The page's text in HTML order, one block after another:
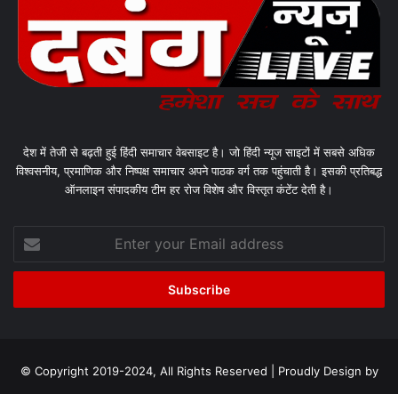
देश में तेजी से बढ़ती हुई हिंदी समाचार वेबसाइट है। जो हिंदी न्यूज साइटों में सबसे अधिक
विश्वसनीय, प्रमाणिक और निष्पक्ष समाचार अपने पाठक वर्ग तक पहुंचाती है। इसकी प्रतिबद्ध
ऑनलाइन संपादकीय टीम हर रोज विशेष और विस्तृत कंटेंट देती है।
your
Email
© Copyright 2019-2024, All Rights Reserved | Proudly Design by